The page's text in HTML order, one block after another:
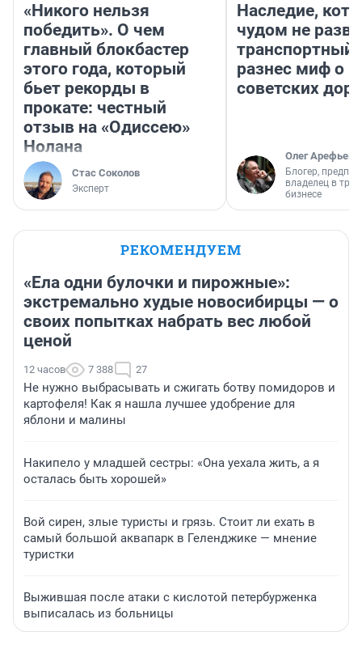
«Никого нельзя
победить». О чем
главный блокбастер
этого года, который
бьет рекорды в
прокате: честный
отзыв на «Одиссею»
Нолана
Стас Соколов
Эксперт
Наследие,
чудом не
транспортный
разнес миф о
советских
Олег Арефьев
Блогер,
владелец в
бизнесе
РЕКОМЕНДУЕМ
«Ела одни булочки и пирожные»:
экстремально худые новосибирцы — о
своих попытках набрать вес любой
ценой
12 часов 7 388 27
Не нужно выбрасывать и сжигать ботву помидоров и
картофеля! Как я нашла лучшее удобрение для
яблони и малины
Накипело у младшей сестры: «Она уехала жить, а я
осталась быть хорошей»
Вой сирен, злые туристы и грязь. Стоит ли ехать в
самый большой аквапарк в Геленджике — мнение
туристки
Выжившая после атаки с кислотой петербурженка
выписалась из больницы